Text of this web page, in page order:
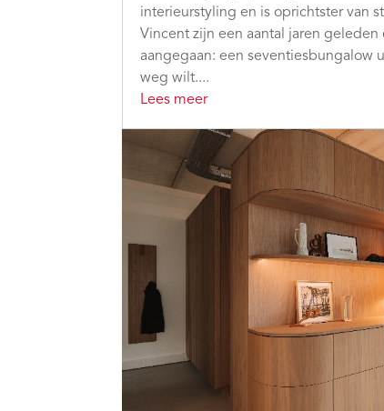
interieurstyling en is oprichtster van
Vincent zijn een aantal jaren
aangegaan: een seventiesbungalow
weg wilt....
Lees meer